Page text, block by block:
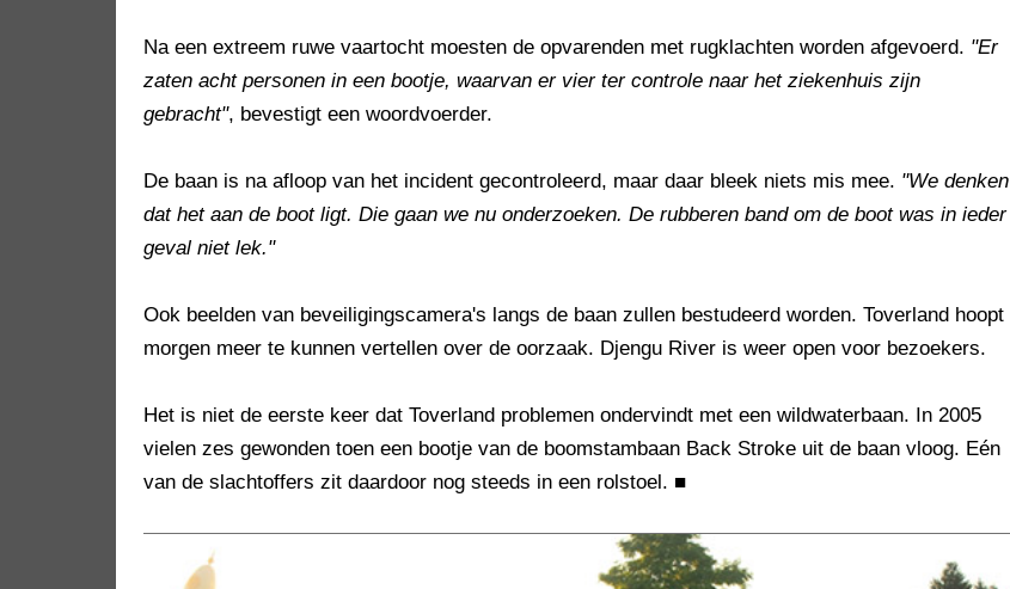
Na een extreem ruwe vaartocht moesten de opvarenden met rugklachten worden afgevoerd. "Er
zaten acht personen in een bootje, waarvan er vier ter controle naar het ziekenhuis zijn
gebracht", bevestigt een woordvoerder.
De baan is na afloop van het incident gecontroleerd, maar daar bleek niets mis mee. "We denken
dat het aan de boot ligt. Die gaan we nu onderzoeken. De rubberen band om de boot was in ieder
geval niet lek."
Ook beelden van beveiligingscamera's langs de baan zullen bestudeerd worden. Toverland hoopt
morgen meer te kunnen vertellen over de oorzaak. Djengu River is weer open voor bezoekers.
Het is niet de eerste keer dat Toverland problemen ondervindt met een wildwaterbaan. In 2005
vielen zes gewonden toen een bootje van de boomstambaan Back Stroke uit de baan vloog. Eén
van de slachtoffers zit daardoor nog steeds in een rolstoel. ■